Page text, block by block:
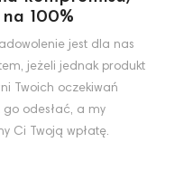
100%
jest dla nas
jeżeli jednak produkt
Twoich oczekiwań
go odesłać, a my
Ci Twoją wpłatę.